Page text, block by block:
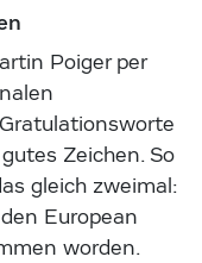
Poiger per
Zeichen. So
gleich zweimal:
European
worden.